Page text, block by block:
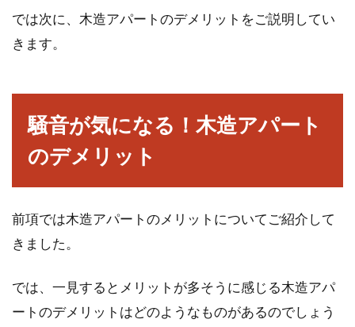
マンションでのピアノを演奏は時間
マンションにお住まいの方で、ピアノの演奏を
では次に、木造アパートのデメリットをご説明してい
きます。
騒音が気になる！木造アパート
のデメリット
前項では木造アパートのメリットについてご紹介して
きました。
では、一見するとメリットが多そうに感じる木造アパ
ートのデメリットはどのようなものがあるのでしょう